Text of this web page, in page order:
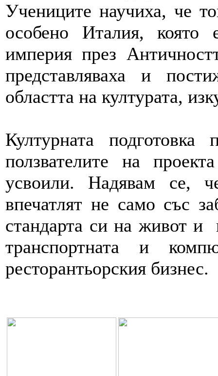
Учениците научиха, че
особено Италия, която
империя през
представляваха и
областта на културата,
Културната
ползвателите на
усвоили. Надявам се,
впечатлят не само със
стандарта си на живот и
транспортната и
ресторантьорския бизнес.